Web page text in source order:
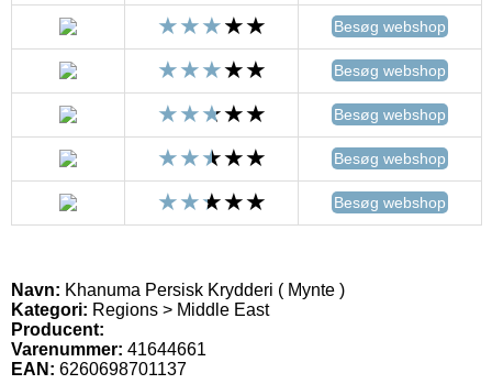
Besøg webshop
Besøg webshop
Besøg webshop
Besøg webshop
Besøg webshop
Navn: Khanuma Persisk Krydderi ( Mynte )
Kategori: Regions > Middle East
Producent:
Varenummer: 41644661
EAN: 6260698701137